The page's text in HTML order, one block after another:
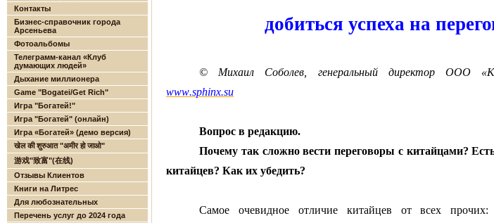
Контакты
Бизнес-справочник города
Арсеньева
Фотоальбомы
Телеграмм-канал «Клуб
думающих людей»
Дыхание миллионера
Game "Bogatei/Get Rich"
Игра "Богатей!"
Игра "Богатей" (онлайн)
Игра «Богатей» (демо версия)
खेल की शुरुआत "अमीर हो जाओ"
游戏"致富"(在线)
Отзывы Клиентов
Книги на Литрес
Для любознательных
Перечень услуг до 2024 года
добиться успеха на
© Михаил Соболев, генеральный директор ООО
www.sphinx.su
Вопрос в редакцию.
Почему так сложно вести переговоры с китайцами?
китайцев? Как их убедить?
Самое очевидное отличие китайцев от всех